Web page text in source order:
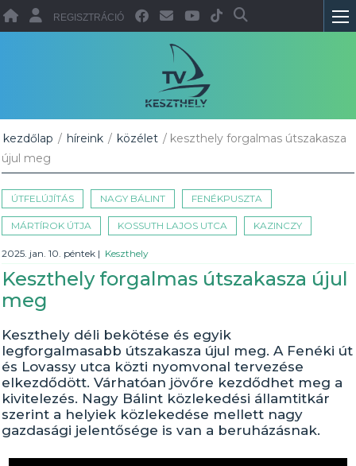
REGISZTRÁCIÓ
kezdőlap / híreink / közélet / keszthely forgalmas útszakasza
újul meg
ÚTFELÚJÍTÁS NAGY BÁLINT FENÉKPUSZTA
MÁRTÍROK ÚTJA KOSSUTH LAJOS UTCA KAZINCZY
2025. jan. 10. péntek | Keszthely
Keszthely forgalmas útszakasza újul
meg
Keszthely déli bekötése és egyik
legforgalmasabb útszakasza újul meg. A Fenéki út
és Lovassy utca közti nyomvonal tervezése
elkezdődött. Várhatóan jövőre kezdődhet meg a
kivitelezés. Nagy Bálint közlekedési államtitkár
szerint a helyiek közlekedése mellett nagy
gazdasági jelentősége is van a beruházásnak.